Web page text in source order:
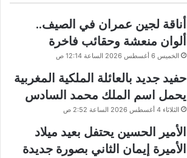
أناقة لجين عمران في الصيف..
ألوان منعشة وحقائب فاخرة
الخميس 6 أغسطس 2026 الساعة 12:14 ص
حفيد جديد بالعائلة الملكية المغربية
يحمل اسم الملك محمد السادس
الثلاثاء 4 أغسطس 2026 الساعة 2:52 ص
الأمير الحسين يحتفل بعيد ميلاد
الأميرة إيمان الثاني بصورة جديدة